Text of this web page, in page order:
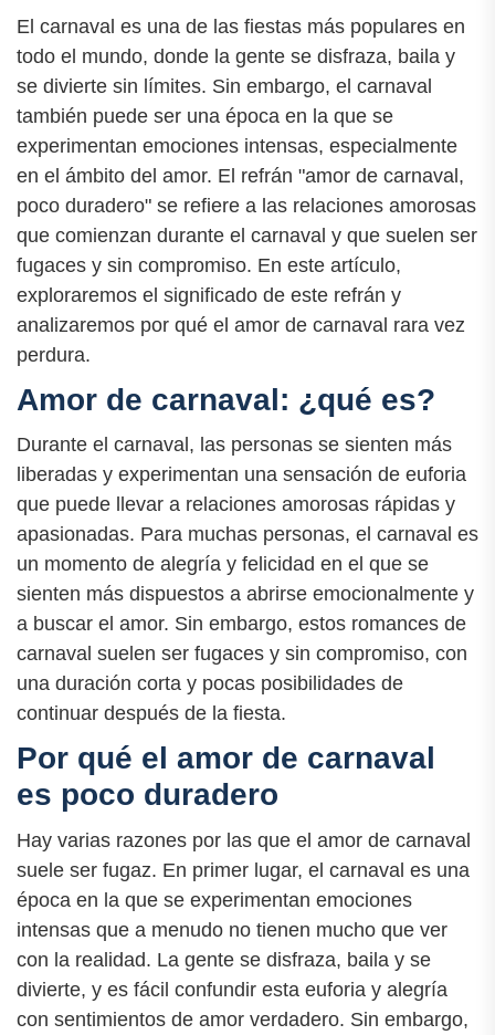
El carnaval es una de las fiestas más populares en
todo el mundo, donde la gente se disfraza, baila y
se divierte sin límites. Sin embargo, el carnaval
también puede ser una época en la que se
experimentan emociones intensas, especialmente
en el ámbito del amor. El refrán "amor de carnaval,
poco duradero" se refiere a las relaciones amorosas
que comienzan durante el carnaval y que suelen ser
fugaces y sin compromiso. En este artículo,
exploraremos el significado de este refrán y
analizaremos por qué el amor de carnaval rara vez
perdura.
Amor de carnaval: ¿qué es?
Durante el carnaval, las personas se sienten más
liberadas y experimentan una sensación de euforia
que puede llevar a relaciones amorosas rápidas y
apasionadas. Para muchas personas, el carnaval es
un momento de alegría y felicidad en el que se
sienten más dispuestos a abrirse emocionalmente y
a buscar el amor. Sin embargo, estos romances de
carnaval suelen ser fugaces y sin compromiso, con
una duración corta y pocas posibilidades de
continuar después de la fiesta.
Por qué el amor de carnaval
es poco duradero
Hay varias razones por las que el amor de carnaval
suele ser fugaz. En primer lugar, el carnaval es una
época en la que se experimentan emociones
intensas que a menudo no tienen mucho que ver
con la realidad. La gente se disfraza, baila y se
divierte, y es fácil confundir esta euforia y alegría
con sentimientos de amor verdadero. Sin embargo,